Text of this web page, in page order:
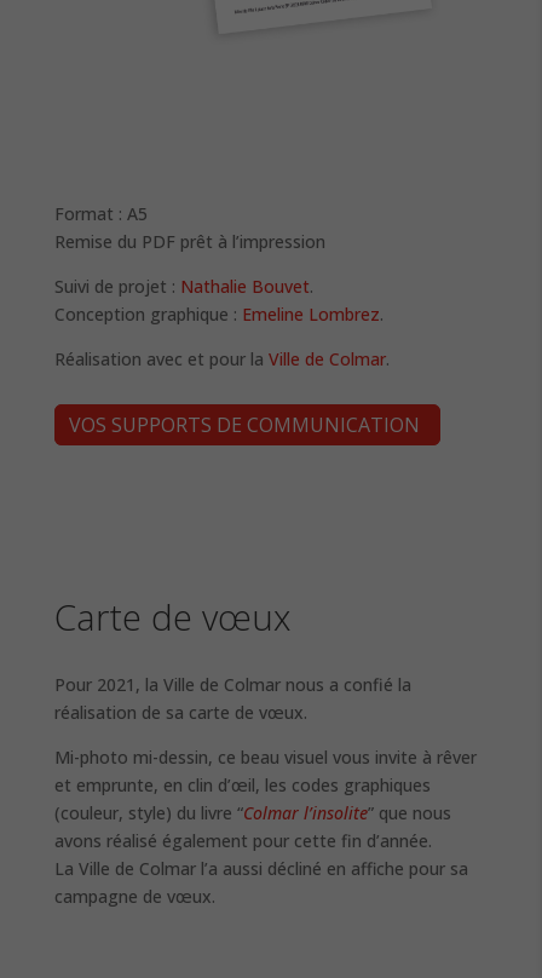
Format : A5
Remise du PDF prêt à l’impression
Suivi de projet : Nathalie Bouvet.
Conception graphique : Emeline Lombrez.
Réalisation avec et pour la Ville de Colmar.
VOS SUPPORTS DE COMMUNICATION
Carte de vœux
Pour 2021, la Ville de Colmar nous a confié la
réalisation de sa carte de vœux.
Mi-photo mi-dessin, ce beau visuel vous invite à rêver
et emprunte, en clin d’œil, les codes graphiques
(couleur, style) du livre “Colmar l’insolite” que nous
avons réalisé également pour cette fin d’année.
La Ville de Colmar l’a aussi décliné en affiche pour sa
campagne de vœux.